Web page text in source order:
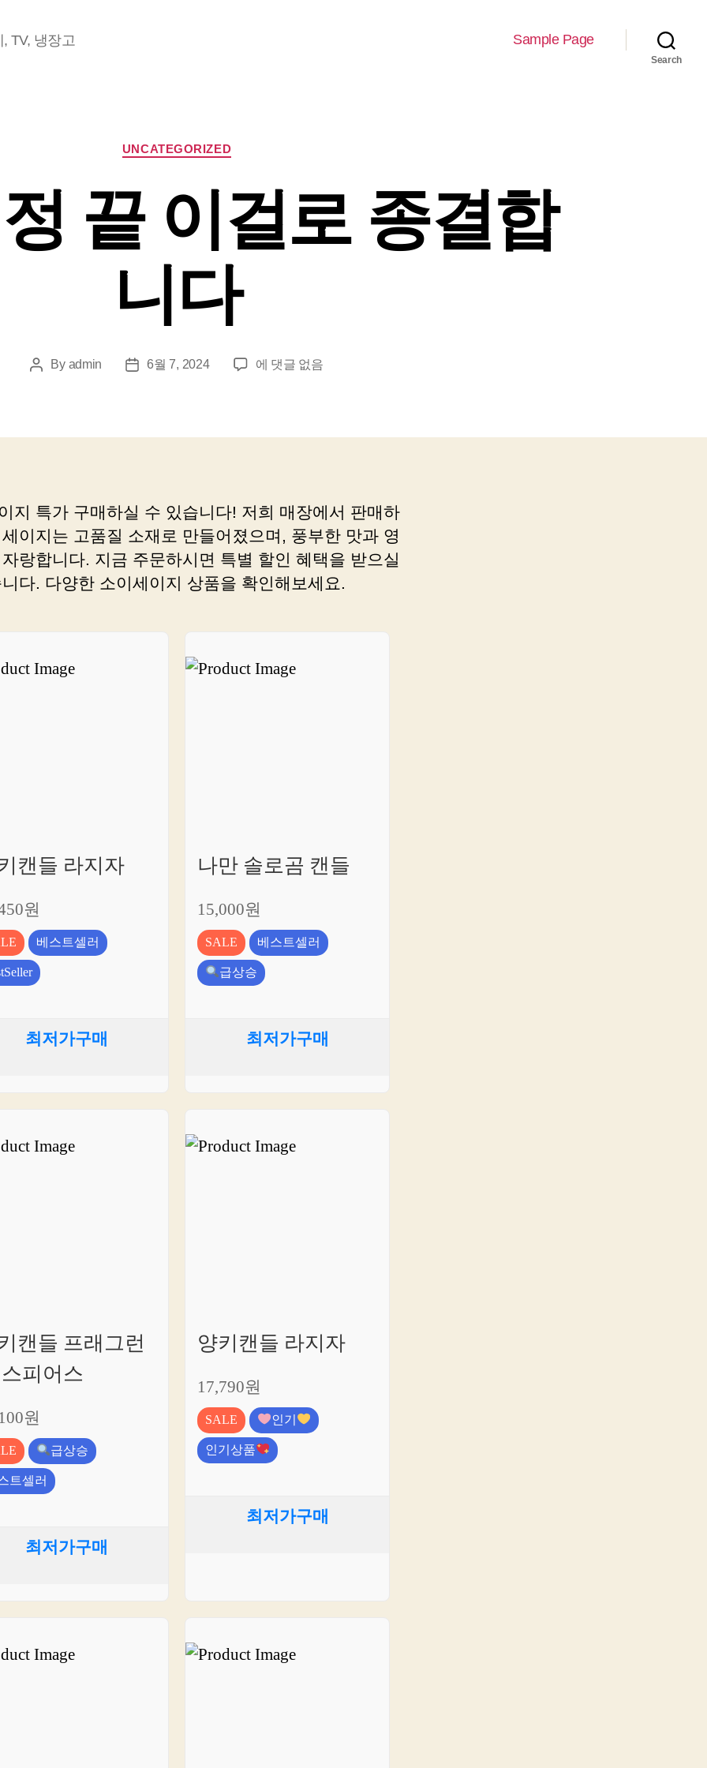
TV, 냉장고 Sample Page
Search
Categories
UNCATEGORIZED
끝 이걸로 종결합
니다
PostBy admin
Post6월 7, 2024
쇼
끝
종
결
합
니
다
에 댓글 없음
지 특가 구매하실 수 있습니다! 저희 매장에서 판매하
이지는 고품질 소재로 만들어졌으며, 풍부한 맛과 영
랑합니다. 지금 주문하시면 특별 할인 혜택을 받으실
다. 다양한 소이세이지 상품을 확인해보세요.
캔들 라지자
원
베스트셀러
최저가구매
나만 솔로곰 캔들
15,000원
SALE
베스트셀러
급상승
최저가구매
캔들 프래그런
피어스
원
급상승
트셀러
최저가구매
양키캔들 라지자
17,790원
SALE
인기
인기상품
최저가구매